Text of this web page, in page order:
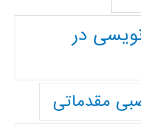
در
مقدماتی